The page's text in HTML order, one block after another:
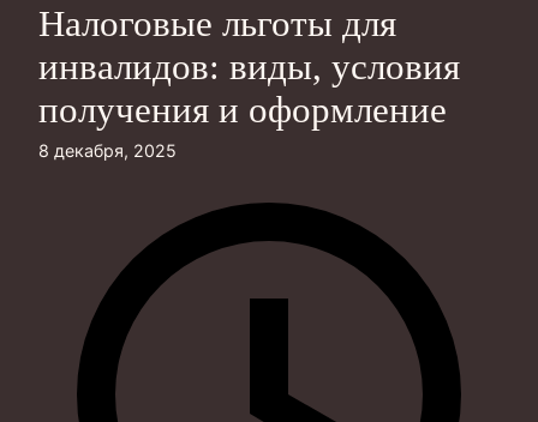
Налоговые льготы для
инвалидов: виды, условия
получения и оформление
8 декабря, 2025